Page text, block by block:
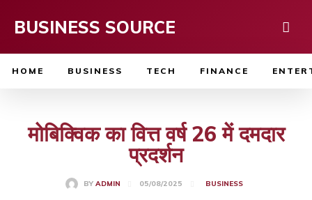
BUSINESS SOURCE
HOME BUSINESS TECH FINANCE
मोबिक्विक का वित्त वर्ष 26 में दमदार
प्रदर्शन
BY ADMIN 05/08/2025 BUSINESS